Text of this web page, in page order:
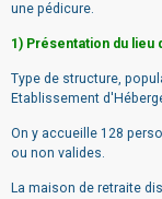
une pédicure.
1) Présentation du lieu
Type de structure,
Etablissement
On y accueille 128
ou non valides.
La maison de retraite